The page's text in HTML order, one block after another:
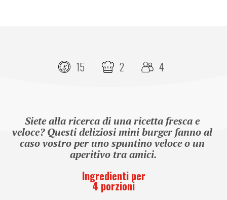
15 2 4
Siete alla ricerca di una ricetta fresca e
veloce? Questi deliziosi mini burger fanno al
caso vostro per uno spuntino veloce o un
aperitivo tra amici.
Ingredienti per
4 porzioni